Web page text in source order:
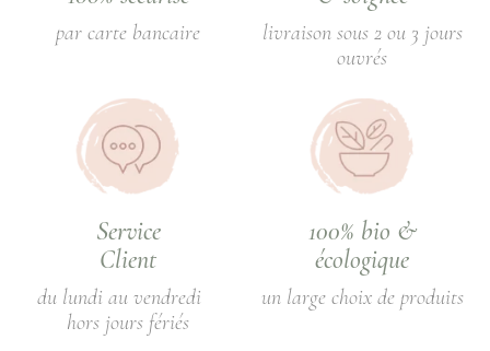
par carte bancaire
livraison sous 2 ou 3 jours
ouvrés
Service
Client
du lundi au vendredi
hors jours fériés
100% bio &
écologique
un large choix de produits